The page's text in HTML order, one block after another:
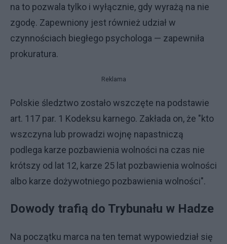
na to pozwala tylko i wyłącznie, gdy wyrażą na nie
zgodę. Zapewniony jest również udział w
czynnościach biegłego psychologa — zapewniła
prokuratura.
Reklama
Polskie śledztwo zostało wszczęte na podstawie
art. 117 par. 1 Kodeksu karnego. Zakłada on, że "kto
wszczyna lub prowadzi wojnę napastniczą
podlega karze pozbawienia wolności na czas nie
krótszy od lat 12, karze 25 lat pozbawienia wolności
albo karze dożywotniego pozbawienia wolności".
Dowody trafią do Trybunału w Hadze
Na początku marca na ten temat wypowiedział się